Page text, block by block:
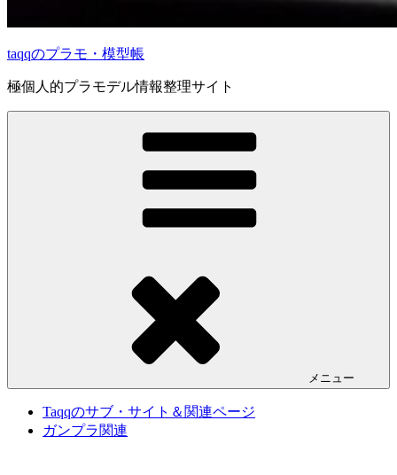
taqqのプラモ・模型帳
極個人的プラモデル情報整理サイト
メニュー
Taqqのサブ・サイト＆関連ページ
ガンプラ関連